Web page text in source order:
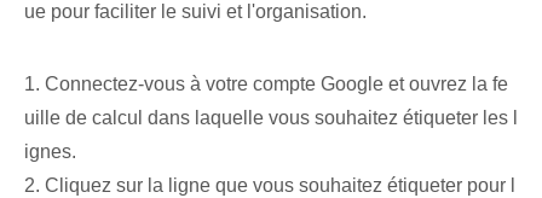
ue pour faciliter le suivi et l'organisation.
1.⁤ Connectez-vous à votre compte Google et ouvrez la⁢ fe
uille de calcul​ dans laquelle⁢ vous souhaitez étiqueter les l
ignes.
2. Cliquez sur la ligne que vous souhaitez étiqueter pour l